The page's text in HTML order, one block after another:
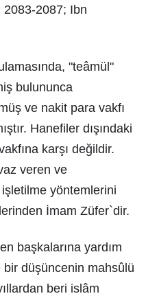
2083-2087; Ibn
"teâmül"
bulununca
ve nakit para vakfı
Hanefiler dışındaki
karşı değildir.
veren ve
yöntemlerini
İmam Züfer`dir.
başkalarına yardım
düşüncenin mahsûlü
beri islâm